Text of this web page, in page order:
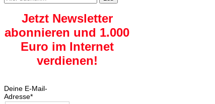
for:
Jetzt Newsletter
abonnieren und 1.000
Euro im Internet
verdienen!
Deine E-Mail-
Adresse*